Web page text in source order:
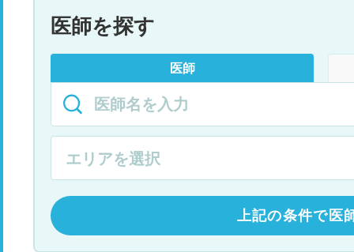
医師を探す
医師
上記の条件で医